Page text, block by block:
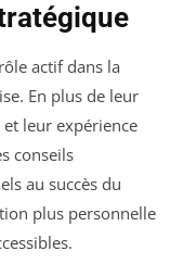
actif dans la
En plus de leur
leur expérience
conseils
au succès du
plus personnelle